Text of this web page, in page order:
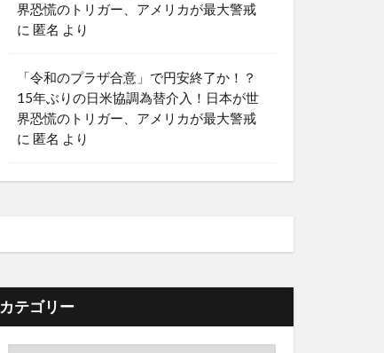
界恐慌のトリガー、アメリカが最大警戒
に 匿名 より
「令和のプラザ合意」で円安終了か！？
15年ぶりの日米協調為替介入！日本が世
界恐慌のトリガー、アメリカが最大警戒
に 匿名 より
カテゴリー